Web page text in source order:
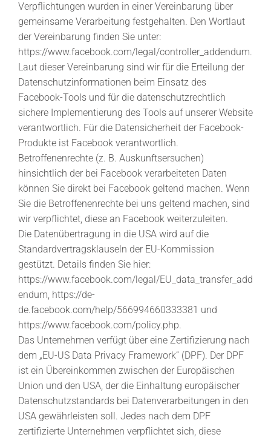
Verpflichtungen wurden in einer Vereinbarung über
gemeinsame Verarbeitung festgehalten. Den Wortlaut
der Vereinbarung finden Sie unter:
https://www.facebook.com/legal/controller_addendum.
Laut dieser Vereinbarung sind wir für die Erteilung der
Datenschutzinformationen beim Einsatz des
Facebook-Tools und für die datenschutzrechtlich
sichere Implementierung des Tools auf unserer Website
verantwortlich. Für die Datensicherheit der Facebook-
Produkte ist Facebook verantwortlich.
Betroffenenrechte (z. B. Auskunftsersuchen)
hinsichtlich der bei Facebook verarbeiteten Daten
können Sie direkt bei Facebook geltend machen. Wenn
Sie die Betroffenenrechte bei uns geltend machen, sind
wir verpflichtet, diese an Facebook weiterzuleiten.
Die Datenübertragung in die USA wird auf die
Standardvertragsklauseln der EU-Kommission
gestützt. Details finden Sie hier:
https://www.facebook.com/legal/EU_data_transfer_add
endum, https://de-
de.facebook.com/help/566994660333381 und
https://www.facebook.com/policy.php.
Das Unternehmen verfügt über eine Zertifizierung nach
dem „EU-US Data Privacy Framework“ (DPF). Der DPF
ist ein Übereinkommen zwischen der Europäischen
Union und den USA, der die Einhaltung europäischer
Datenschutzstandards bei Datenverarbeitungen in den
USA gewährleisten soll. Jedes nach dem DPF
zertifizierte Unternehmen verpflichtet sich, diese